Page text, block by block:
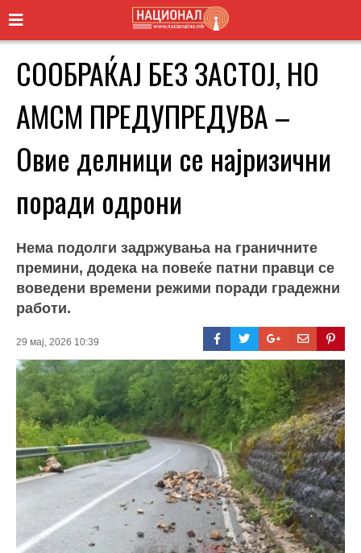
СОOБРАЌАЈ БЕЗ ЗАСТОЈ, НО
АМСМ ПРЕДУПРЕДУВА –
Овие делници се најризични
поради одрони
Нема подолги задржувања на граничните
премини, додека на повеќе патни правци се
воведени времени режими поради градежни
работи.
29 мај, 2026 10:39